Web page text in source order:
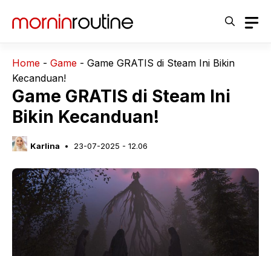
Home - Game - Game GRATIS di Steam Ini Bikin
Kecanduan!
Game GRATIS di Steam Ini
Bikin Kecanduan!
Karlina 23-07-2025 - 12.06